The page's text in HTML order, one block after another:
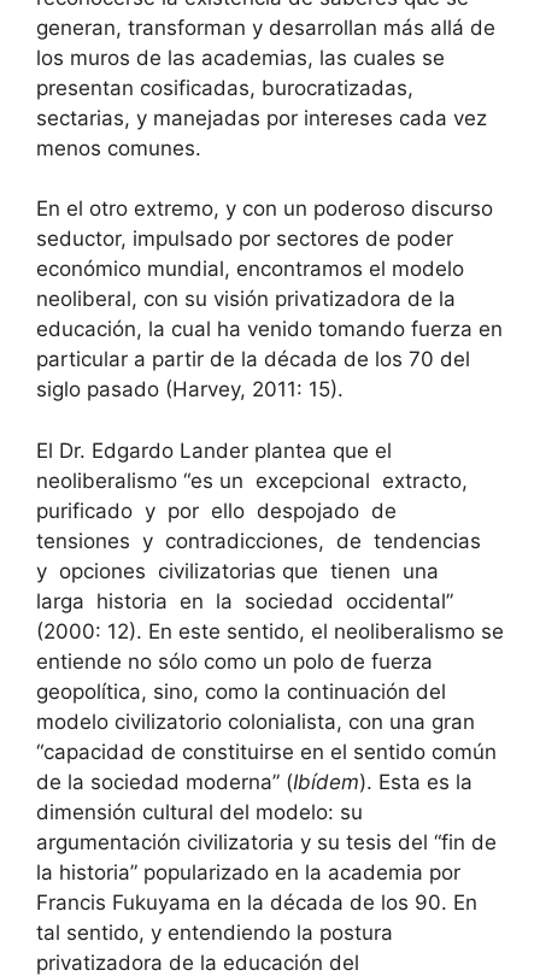
generan, transforman y desarrollan más allá de
los muros de las academias, las cuales se
presentan cosificadas, burocratizadas,
sectarias, y manejadas por intereses cada vez
menos comunes.
En el otro extremo, y con un poderoso discurso
seductor, impulsado por sectores de poder
económico mundial, encontramos el modelo
neoliberal, con su visión privatizadora de la
educación, la cual ha venido tomando fuerza en
particular a partir de la década de los 70 del
siglo pasado (Harvey, 2011: 15).
El Dr. Edgardo Lander plantea que el
neoliberalismo “es un excepcional extracto,
purificado y por ello despojado de
tensiones y contradicciones, de tendencias
y opciones civilizatorias que tienen una
larga historia en la sociedad occidental”
(2000: 12). En este sentido, el neoliberalismo se
entiende no sólo como un polo de fuerza
geopolítica, sino, como la continuación del
modelo civilizatorio colonialista, con una gran
“capacidad de constituirse en el sentido común
de la sociedad moderna” (Ibídem). Esta es la
dimensión cultural del modelo: su
argumentación civilizatoria y su tesis del “fin de
la historia” popularizado en la academia por
Francis Fukuyama en la década de los 90. En
tal sentido, y entendiendo la postura
privatizadora de la educación del